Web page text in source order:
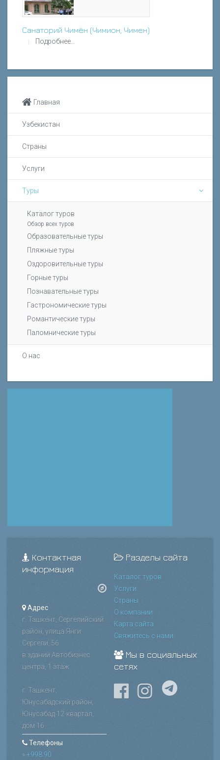
Санаторий Чимён (Чимион, Чимен)
Подробнее...
Главная
Узбекистан
Страны
Услуги
Туры
Каталог туров
Обзор всех туров
Образовательные туры
Пляжные туры
Оздоровительные туры
Горные туры
Познавательные туры
Гастрономические туры
Романтические туры
Паломнические туры
О нас
Контактная
информация
Адрес
г. Ташкент, Сергелийский
район, улица Янги
Сергели, 56
в здании Автобизнес
центра, 1 этаж
г. Ташкент,
Юнусабадский район,
Юнусабад 12-квартал,
дом 16
Телефоны
»+998 90
Разделы сайта
Каталог туров
Услуги
Страны
О компании
Карта сайта
Свяжитесь с нами
Мы в социальных
сетях